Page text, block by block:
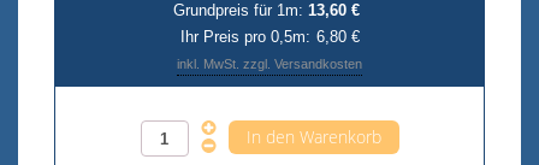
Grundpreis für 1m: 13,60 €
Ihr Preis pro 0,5m: 6,80 €
inkl. MwSt. zzgl. Versandkosten